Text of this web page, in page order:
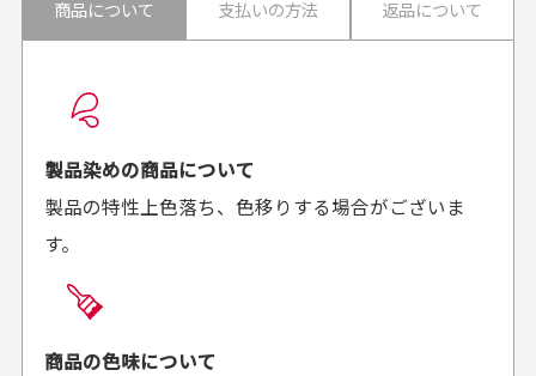
良かった！
がとうございます。丁寧
に梱包されていて、商品
の状態も良好でした。気
があればよろしくお願い
来ました。またお願いし
お届け希望日時をご指定頂けます。
ご注文時にご指定下さい。
商品の受け渡しは、ゆうパックでの配送のみとさせて
頂いております。
商品について 支払いの方法 返品について
製品染めの商品について
製品の特性上色落ち、色移りする場合がございま
す。
商品の色味について